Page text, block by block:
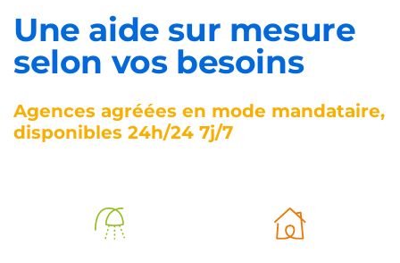
Une aide sur mesure
selon vos besoins
Agences agréées en mode mandataire,
disponibles 24h/24 7j/7